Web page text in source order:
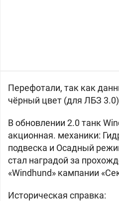
Перефотали, так как
чёрный цвет (для ЛБЗ
В обновлении 2.0 танк
акционная. механики:
подвеска и Осадный
стал наградой за
«Windhund» кампании
Историческая справка: